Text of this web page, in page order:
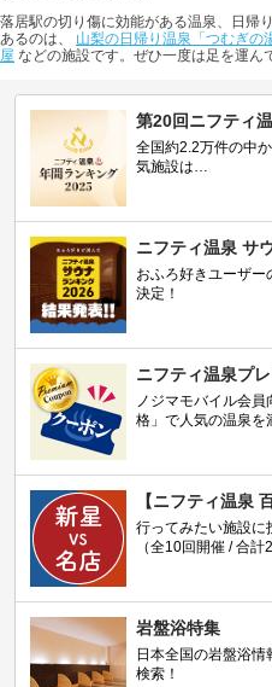
落居駅の切り傷に効能がある温泉、日帰
あるのは、 山梨の日帰り温泉「つむぎの
屋 などの施設です。ぜひ一度は足を運ん
第20回ニフティ
全国約2.2万件の中
気施設は…
ニフティ温泉 サ
おふろ好きユーザ
決定！
ニフティ温泉プ
ノジマモバイル会
格」で人気の温泉を
【ニフティ温泉
行ってみたい施設に
（全10回開催 / 合計
岩盤浴特集
日本全国の岩盤浴
検索！